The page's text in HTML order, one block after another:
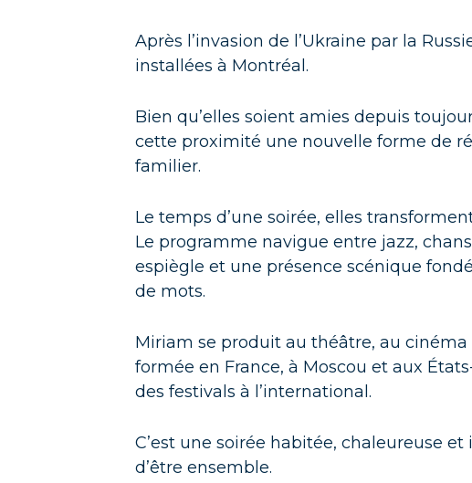
Après l’invasion de l’Ukraine par la
installées à Montréal.
Bien qu’elles soient amies depuis
cette proximité une nouvelle forme de
familier.
Le temps d’une soirée, elles
Le programme navigue entre jazz,
espiègle et une présence scénique
de mots.
Miriam se produit au théâtre, au cinéma
formée en France, à Moscou et aux
des festivals à l’international.
C’est une soirée habitée, chaleureuse
d’être ensemble.